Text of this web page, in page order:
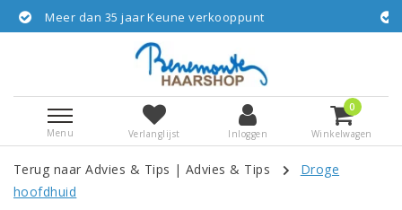
jaar Keune verkooppunt Gratis
Menu Verlanglijst Inloggen
0
Winkelwagen
Terug naar Advies & Tips | Advies & Tips
Droge
hoofdhuid